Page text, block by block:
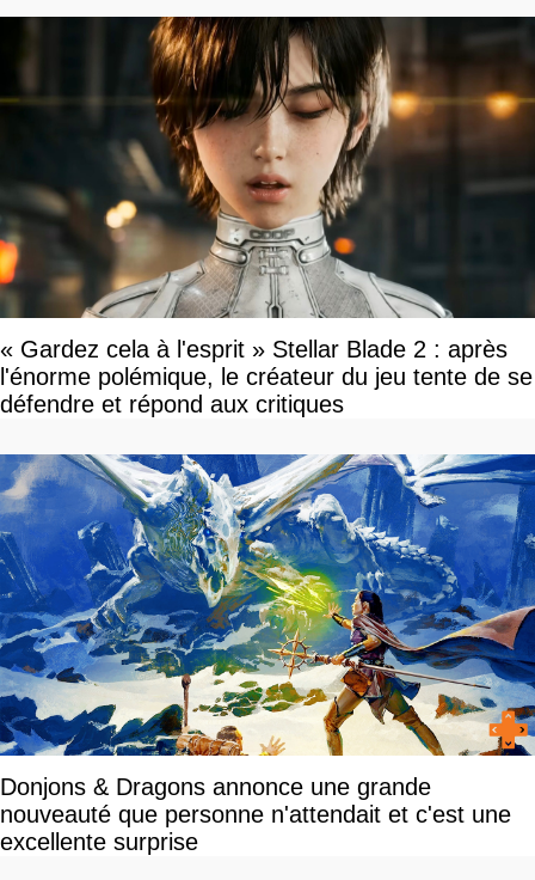
« Gardez cela à l'esprit » Stellar Blade 2 : après
l'énorme polémique, le créateur du jeu tente de se
défendre et répond aux critiques
Donjons & Dragons annonce une grande
nouveauté que personne n'attendait et c'est une
excellente surprise